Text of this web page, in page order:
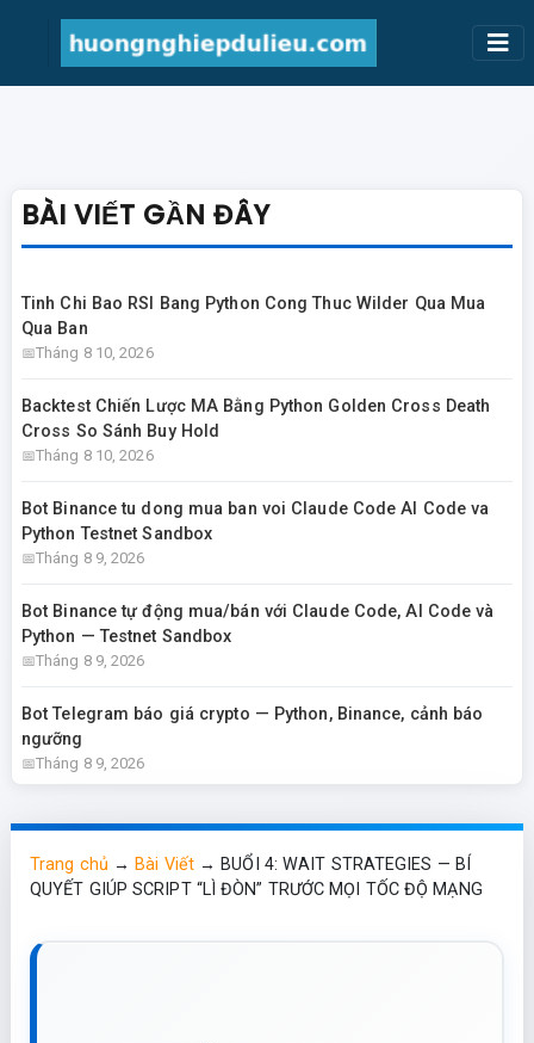
BÀI VIẾT GẦN ĐÂY
Tinh Chi Bao RSI Bang Python Cong Thuc Wilder Qua Mua
Qua Ban
Tháng 8 10, 2026
Backtest Chiến Lược MA Bằng Python Golden Cross Death
Cross So Sánh Buy Hold
Tháng 8 10, 2026
Bot Binance tu dong mua ban voi Claude Code AI Code va
Python Testnet Sandbox
Tháng 8 9, 2026
Bot Binance tự động mua/bán với Claude Code, AI Code và
Python — Testnet Sandbox
Tháng 8 9, 2026
Bot Telegram báo giá crypto — Python, Binance, cảnh báo
ngưỡng
Tháng 8 9, 2026
Trang chủ →Bài Viết→BUỔI 4: WAIT STRATEGIES — BÍ
QUYẾT GIÚP SCRIPT “LÌ ĐÒN” TRƯỚC MỌI TỐC ĐỘ MẠNG